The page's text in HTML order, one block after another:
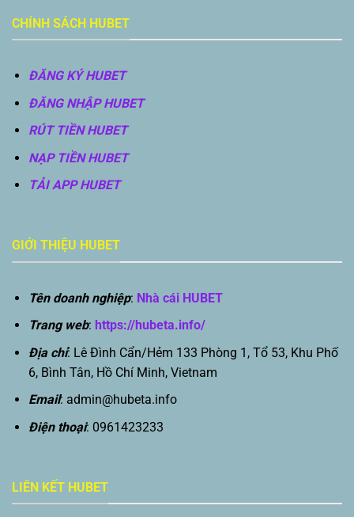
CHÍNH SÁCH HUBET
ĐĂNG KÝ HUBET
ĐĂNG NHẬP HUBET
RÚT TIỀN HUBET
NẠP TIỀN HUBET
TẢI APP HUBET
GIỚI THIỆU HUBET
Tên doanh nghiệp: Nhà cái HUBET
Trang web: https://hubeta.info/
Địa chỉ: Lê Đình Cẩn/Hẻm 133 Phòng 1, Tổ 53, Khu Phố
6, Bình Tân, Hồ Chí Minh, Vietnam
Email: admin@hubeta.info
Điện thoại: 0961423233
LIÊN KẾT HUBET